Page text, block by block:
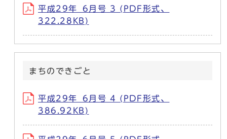
平成29年_6月号 3 (PDF形式、
322.28KB)
まちのできごと
平成29年_6月号 4 (PDF形式、
386.92KB)